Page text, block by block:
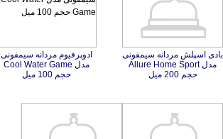
بادی اسپلش مردانه سیمفونی
مدل Allure Home Sport
حجم 200 میل
ادوپرفیوم مردانه سیمفونی
مدل Cool Water Game
حجم 100 میل